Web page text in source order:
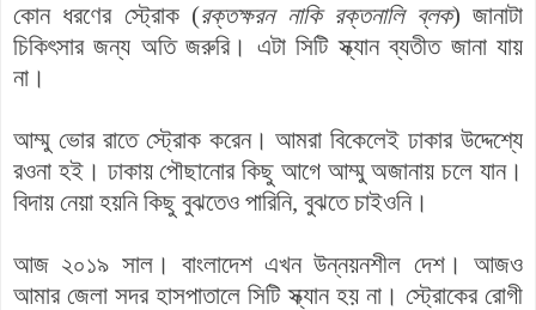
কোন ধরণের স্ট্রোক (রক্তক্ষরন নাকি রক্তনালি ব্লক) জানাটা
চিকিৎসার জন্য অতি জরুরি। এটা সিটি স্ক্যান ব্যতীত জানা যায়
না।
আম্মু ভোর রাতে স্ট্রোক করেন। আমরা বিকেলেই ঢাকার উদ্দেশ্যে
রওনা হই। ঢাকায় পৌছানোর কিছু আগে আম্মু অজানায় চলে যান।
বিদায় নেয়া হয়নি কিছু বুঝতেও পারিনি, বুঝতে চাইওনি।
আজ ২০১৯ সাল। বাংলাদেশ এখন উন্নয়নশীল দেশ। আজও
আমার জেলা সদর হাসপাতালে সিটি স্ক্যান হয় না। স্ট্রোকের রোগী